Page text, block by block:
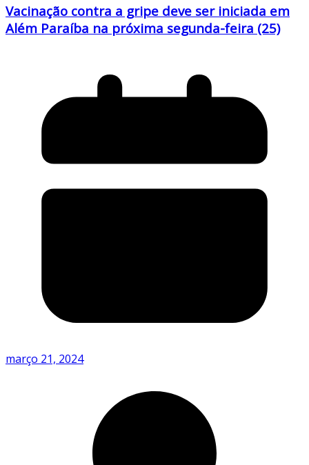
Vacinação contra a gripe deve ser iniciada em
Além Paraíba na próxima segunda-feira (25)
março 21, 2024